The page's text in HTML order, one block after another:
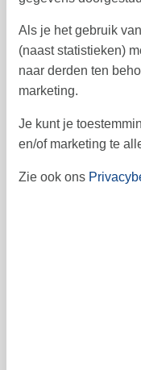
38 14 15
21 22
41
Als je het gebruik
(naast statistieken)
naar derden ten
marketing.
Je kunt je
en/of marketing te
Zie ook ons